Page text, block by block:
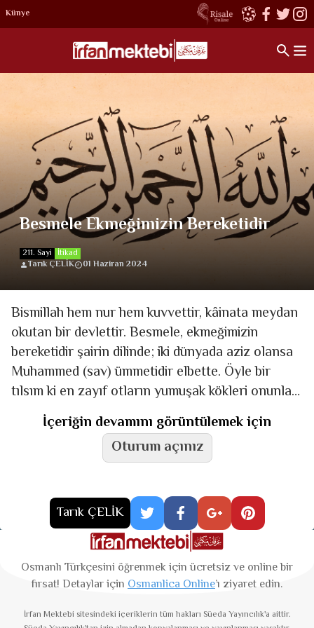
Künye
Besmele Ekmeğimizin Bereketidir
211. Sayi İtikad
Tarık ÇELİK
01 Haziran 2024
Bismillah hem nur hem kuvvettir, kâinata meydan
okutan bir devlettir. Besmele, ekmeğimizin
bereketidir şairin dilinde; iki dünyada aziz olansa
Muhammed (sav) ümmetidir elbette. Öyle bir
tılsım ki en zayıf otların yumuşak kökleri onunla
koca koca
İçeriğin devamını görüntülemek için
Oturum açınız
Tarık ÇELİK
Osmanlı Türkçesini öğrenmek için ücretsiz ve online bir
fırsat! Detaylar için Osmanlica Online’ı ziyaret edin.
İrfan Mektebi sitesindeki içeriklerin tüm hakları Süeda Yayıncılık'a aittir.